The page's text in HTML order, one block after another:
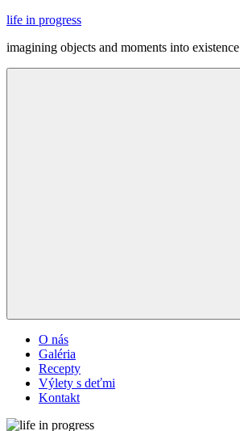
Skip
content
life in progress
imagining objects and moments into existence
O nás
Galéria
Recepty
Výlety s deťmi
Kontakt